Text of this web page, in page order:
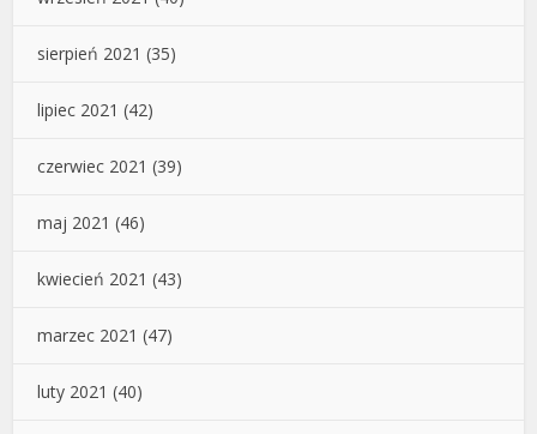
sierpień 2021 (35)
lipiec 2021 (42)
czerwiec 2021 (39)
maj 2021 (46)
kwiecień 2021 (43)
marzec 2021 (47)
luty 2021 (40)